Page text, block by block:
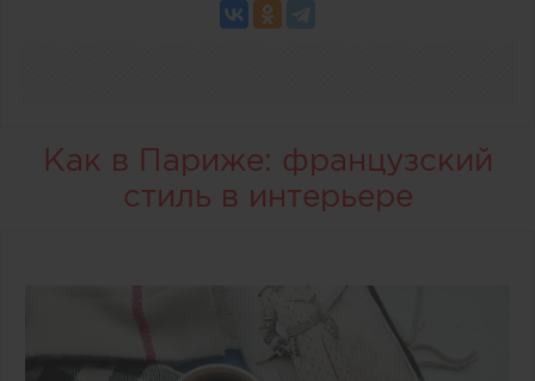
Как в Париже: французский
стиль в интерьере